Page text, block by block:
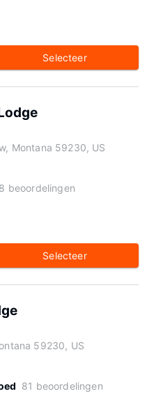
Selecteer
Montana 59230, US
beoordelingen
Selecteer
59230, US
81 beoordelingen